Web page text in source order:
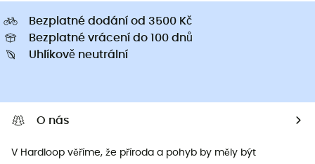
Bezplatné dodání od 3500 Kč
Bezplatné vrácení do 100 dnů
Uhlíkově neutrální
O nás
V Hardloop věříme, že příroda a pohyb by měly být